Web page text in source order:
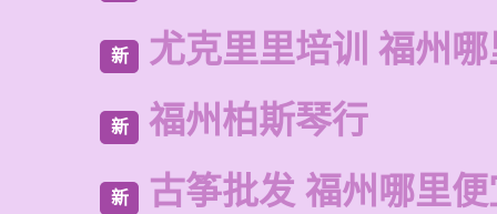
新 尤克里里培训 福州
新 福州柏斯琴行
新 古筝批发 福州哪里